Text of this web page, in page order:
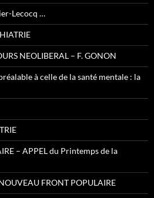
Lecocq …
NEOLIBERAL – F. GONON
à celle de la santé mentale : la
– APPEL du Printemps de la
FRONT POPULAIRE